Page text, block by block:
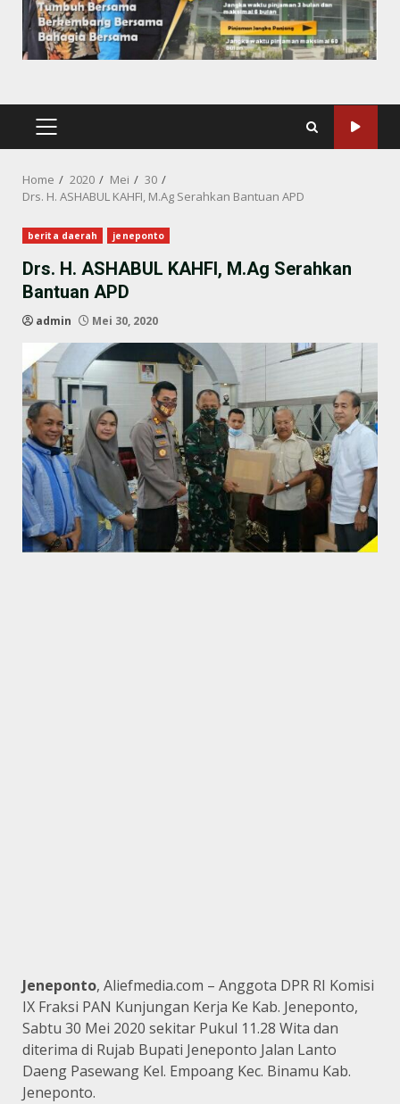
PRIMARY
Home 2020 Mei
30
Drs. H. ASHABUL KAHFI, M.Ag Serahkan Bantuan APD
berita daerah jeneponto
Drs. H. ASHABUL KAHFI, M.Ag Serahkan
Bantuan APD
admin Mei 30, 2020
Jeneponto, Aliefmedia.com – Anggota DPR RI Komisi
IX Fraksi PAN Kunjungan Kerja Ke Kab. Jeneponto,
Sabtu 30 Mei 2020 sekitar Pukul 11.28 Wita dan
diterima di Rujab Bupati Jeneponto Jalan Lanto
Daeng Pasewang Kel. Empoang Kec. Binamu Kab.
Jeneponto.